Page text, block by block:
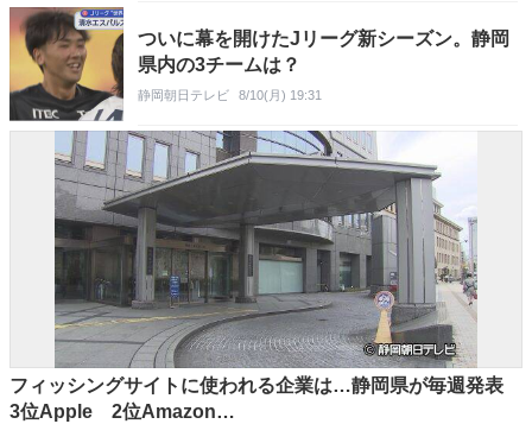
ついに幕を開けたJリーグ新シーズン。静岡
県内の3チームは？
静岡朝日テレビ 8/10(月) 19:31
フィッシングサイトに使われる企業は…静岡県が毎週発表
3位Apple 2位Amazon…